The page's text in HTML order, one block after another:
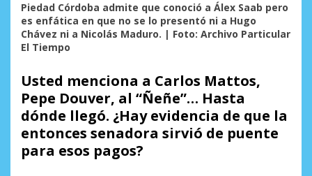
Piedad Córdoba admite que conoció a Álex Saab pero
es enfática en que no se lo presentó ni a Hugo
Chávez ni a Nicolás Maduro. | Foto: Archivo Particular
El Tiempo
Usted menciona a Carlos Mattos,
Pepe Douver, al “Ñeñe”… Hasta
dónde llegó. ¿Hay evidencia de que la
entonces senadora sirvió de puente
para esos pagos?